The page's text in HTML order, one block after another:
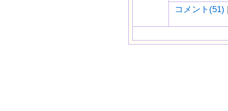
コメント(51)